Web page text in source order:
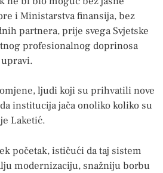
i Ministarstva finansija, bez
partnera, prije svega Svjetske
profesionalnog doprinosa
ljudi koji su prihvatili nove
institucija jača onoliko koliko su
Laketić.
početak, ističući da taj sistem
modernizaciju, snažniju borbu